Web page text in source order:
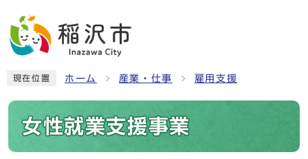
現在位置 ホーム 産業・仕事 雇用支援
女性就業支援事業